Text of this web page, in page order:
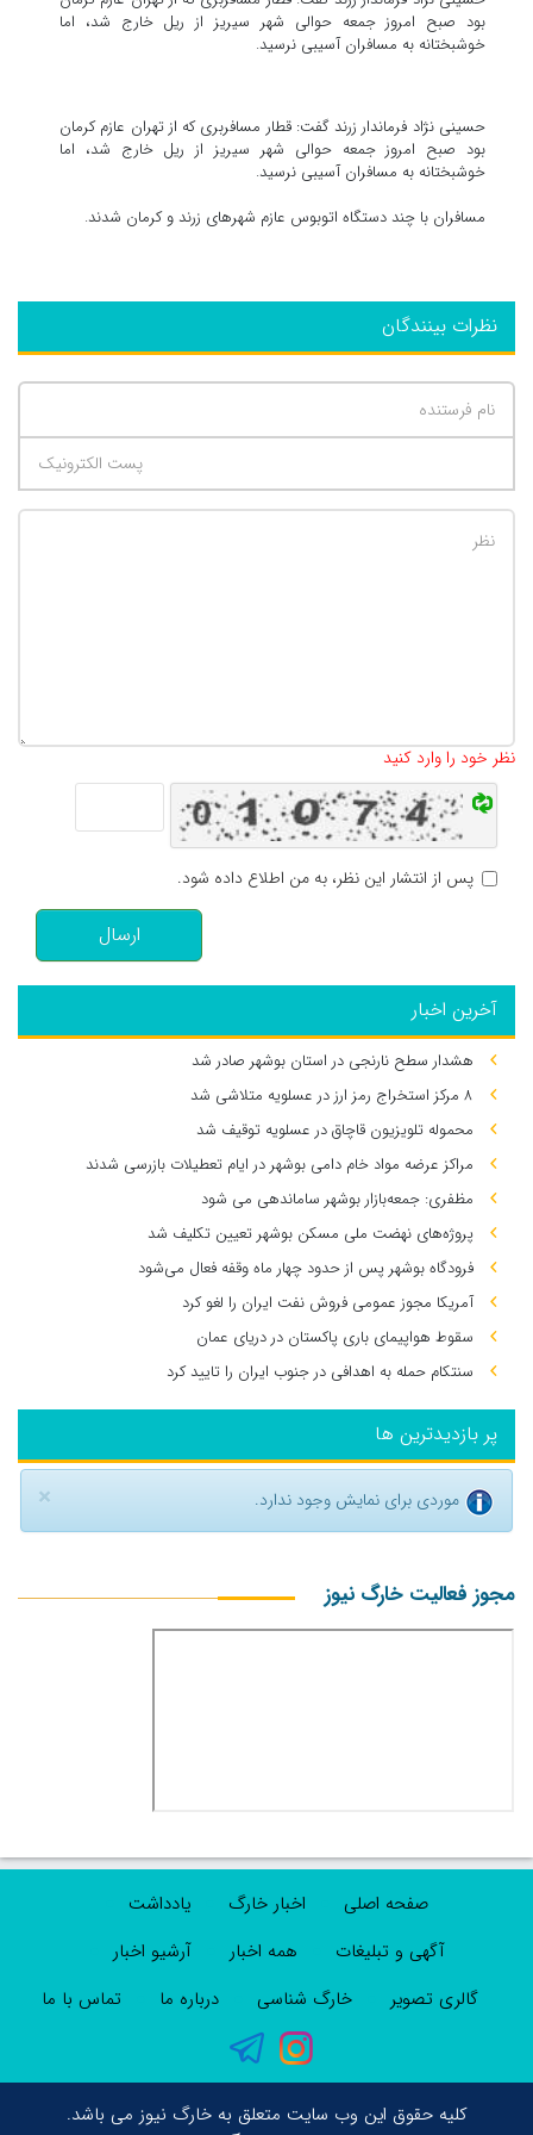
بود صبح امروز جمعه حوالی شهر سیریز از ریل خارج شد، اما
خوشبختانه به مسافران آسیبی نرسید.
حسینی نژاد فرماندار زرند گفت: قطار مسافربری که از تهران عازم کرمان
بود صبح امروز جمعه حوالی شهر سیریز از ریل خارج شد، اما
خوشبختانه به مسافران آسیبی نرسید.
مسافران با چند دستگاه اتوبوس عازم شهرهای زرند و کرمان شدند.
نظرات بینندگان
نظر خود را وارد کنید
پس از انتشار این نظر، به من اطلاع داده شود.
ارسال
آخرین اخبار
هشدار سطح نارنجی در استان بوشهر صادر شد
۸ مرکز استخراج رمز ارز در عسلویه متلاشی شد
محموله تلویزیون قاچاق در عسلویه توقیف شد
مراکز عرضه مواد خام دامی بوشهر در ایام تعطیلات بازرسی شدند
مظفری: جمعه‌بازار بوشهر ساماندهی می‌ شود
پروژه‌های نهضت ملی مسکن بوشهر تعیین تکلیف شد
فرودگاه بوشهر پس از حدود چهار ماه وقفه فعال می‌شود
آمریکا مجوز عمومی فروش نفت ایران را لغو کرد
سقوط هواپیمای باری پاکستان در دریای عمان
سنتکام حمله به اهدافی در جنوب ایران را تایید کرد
پر بازدیدترین ها
× موردی برای نمایش وجود ندارد.
مجوز فعالیت خارگ نیوز
صفحه اصلی اخبار خارگ
یادداشت
آگهی و تبلیغات
همه اخبار
آرشیو اخبار
گالری تصویر
خارگ شناسی درباره ما تماس با ما
کلیه حقوق این وب سایت متعلق به خارگ نیوز می باشد.